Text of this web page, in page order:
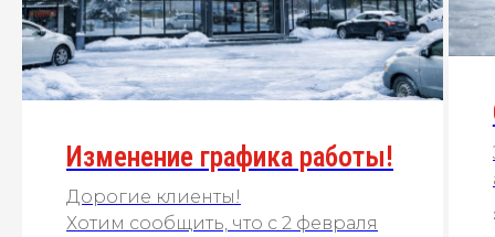
Изменение графика работы!
Дорогие клиенты!
Хотим сообщить, что с 2 февраля